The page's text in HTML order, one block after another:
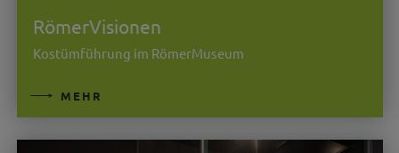
RömerVisionen
Kostümführung im RömerMuseum
MEHR